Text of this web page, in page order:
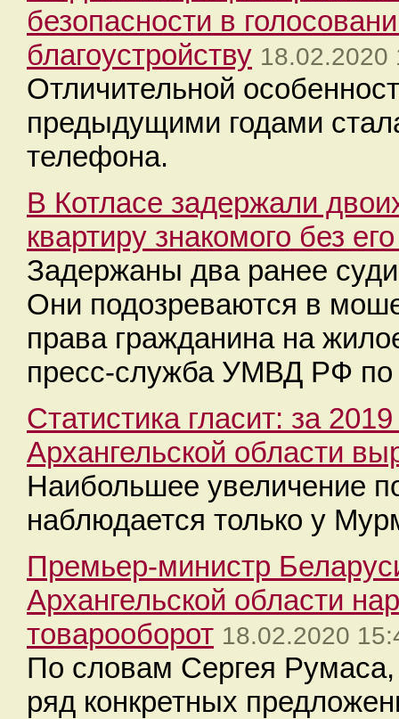
безопасности в
благоустройству 18.02.2020
Отличительной
предыдущими годами
телефона.
В Котласе задержали
квартиру знакомого без
Задержаны два ранее
Они подозреваются в
права гражданина на
пресс-служба УМВД РФ по
Статистика гласит: за
Архангельской области
Наибольшее увеличение
наблюдается только у
Премьер-министр
Архангельской области
товарооборот 18.02.2020
По словам Сергея Румаса,
ряд конкретных